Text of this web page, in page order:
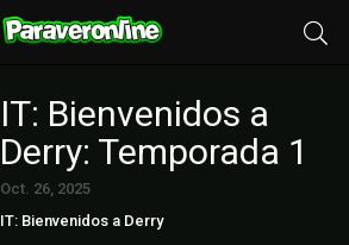
IT: Bienvenidos a
Derry: Temporada 1
Oct. 26, 2025
IT: Bienvenidos a Derry